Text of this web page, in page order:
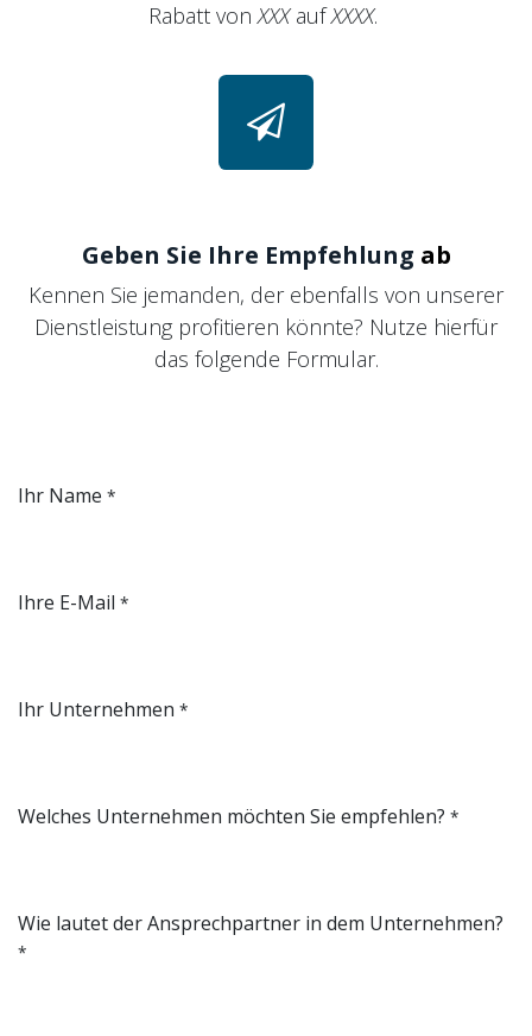
Rabatt vonXXXaufXXXX.
Geben Sie Ihre Empfehlung ab
Kennen Sie jemanden, der ebenfalls von unserer
Dienstleistung profitieren könnte? Nutze hierfür
das folgende Formular.
Ihr Name *
Ihre E-Mail *
Ihr Unternehmen *
Welches Unternehmen möchten Sie empfehlen? *
Wie lautet der Ansprechpartner in dem Unternehmen?
*